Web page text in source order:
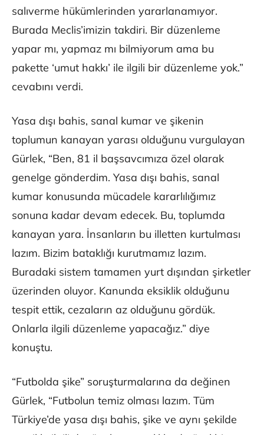
salıverme hükümlerinden yararlanamıyor.
Burada Meclis’imizin takdiri. Bir düzenleme
yapar mı, yapmaz mı bilmiyorum ama bu
pakette ‘umut hakkı’ ile ilgili bir düzenleme yok.”
cevabını verdi.
Yasa dışı bahis, sanal kumar ve şikenin
toplumun kanayan yarası olduğunu vurgulayan
Gürlek, “Ben, 81 il başsavcımıza özel olarak
genelge gönderdim. Yasa dışı bahis, sanal
kumar konusunda mücadele kararlılığımız
sonuna kadar devam edecek. Bu, toplumda
kanayan yara. İnsanların bu illetten kurtulması
lazım. Bizim bataklığı kurutmamız lazım.
Buradaki sistem tamamen yurt dışından şirketler
üzerinden oluyor. Kanunda eksiklik olduğunu
tespit ettik, cezaların az olduğunu gördük.
Onlarla ilgili düzenleme yapacağız.” diye
konuştu.
“Futbolda şike” soruşturmalarına da değinen
Gürlek, “Futbolun temiz olması lazım. Tüm
Türkiye’de yasa dışı bahis, şike ve aynı şekilde